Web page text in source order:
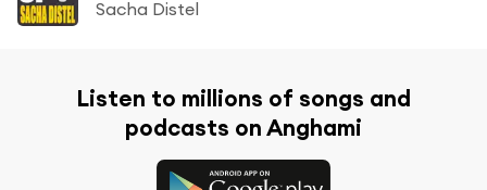
Sacha Distel
Listen to millions of songs and
podcasts on Anghami